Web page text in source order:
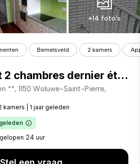
+14 foto's
Bemelsveld 2 kamers
Appartement 2 chambres dernier étage Quartier Montgomery
**, 1150 Woluwe-Saint-Pierre,
kamers 1 jaar geleden
24 uur